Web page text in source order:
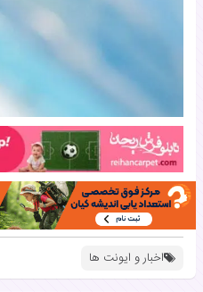
اخبار و ایونت ها